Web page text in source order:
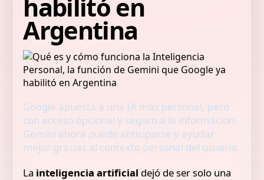
habilitó en
Argentina
Google apuesta a una IA más personal, pero
con acceso opcional y seguro a la información.
Gemini ahora puede anticiparse y ayudar
mejor gracias al contexto personal del usuario.
La inteligencia artificial dejó de ser solo una